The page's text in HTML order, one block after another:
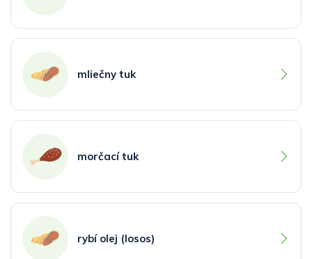
mliečny tuk
morčací tuk
rybí olej (losos)